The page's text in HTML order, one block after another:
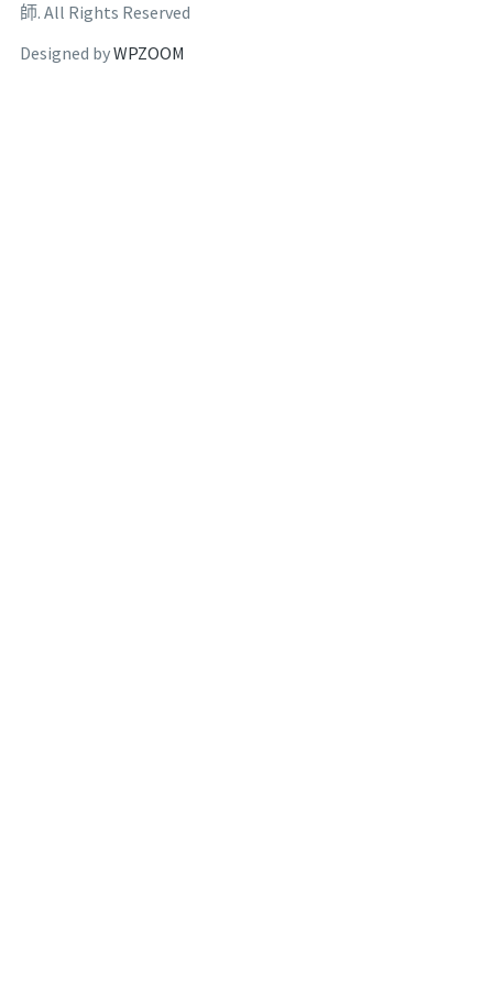
師. All Rights Reserved
Designed byWPZOOM